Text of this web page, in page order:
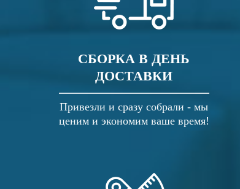
СБОРКА В ДЕНЬ
ДОСТАВКИ
Привезли и сразу собрали - мы
ценим и экономим ваше время!